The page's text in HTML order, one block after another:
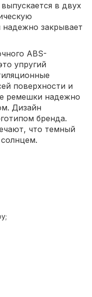
в двух
закрывает
ABS-
упругий
поверхности и
ремешки надежно
Дизайн
бренда.
что темный